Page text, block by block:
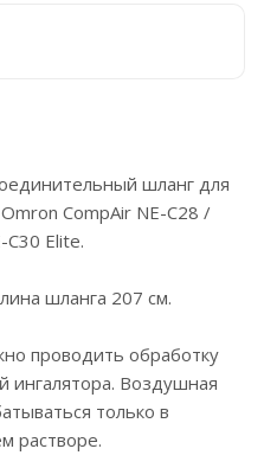
шланг для
CompAir NE-C28 /
C30 Elite.
шланга 207 см.
проводить обработку
ингалятора. Воздушная
только в
растворе.